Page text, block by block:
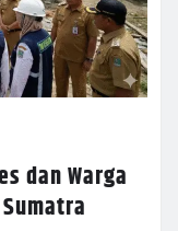
dan Warga